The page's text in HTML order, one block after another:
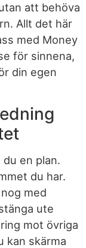
att behöva
Allt det här
med Money
för sinnena,
din egen
en plan.
du har.
med
ute
mot övriga
kan skärma